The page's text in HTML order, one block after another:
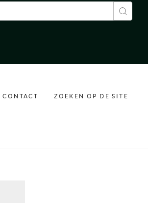
CONTACT ZOEKEN OP DE SITE